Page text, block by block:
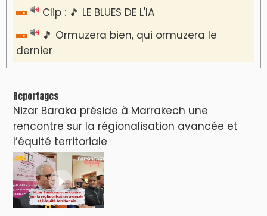
Clip : 🎵 LE BLUES DE L'IA
🎵 Ormuzera bien, qui ormuzera le
dernier
Reportages
Nizar Baraka préside à Marrakech une
rencontre sur la régionalisation avancée et
l’équité territoriale